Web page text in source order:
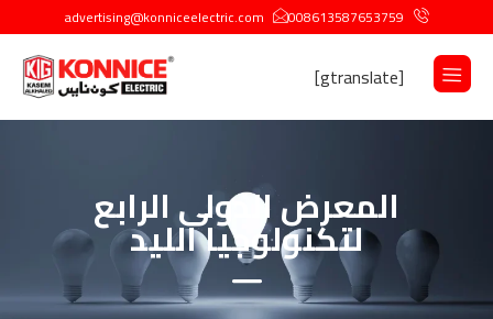
008613587653759
advertising@konniceelectric.com
[gtranslate]
المعرض الدولى الرابع
لتكنولوجيا الليد